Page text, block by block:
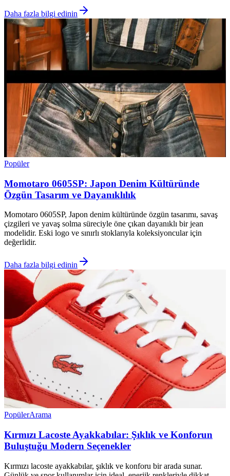
Daha fazla bilgi edinin
Popüler
Momotaro 0605SP: Japon Denim Kültüründe
Özgün Tasarım ve Dayanıklılık
Momotaro 0605SP, Japon denim kültüründe özgün tasarımı, savaş
çizgileri ve yavaş solma süreciyle öne çıkan dayanıklı bir jean
modelidir. Eski logo ve sınırlı stoklarıyla koleksiyoncular için
değerlidir.
Daha fazla bilgi edinin
PopülerArama
Kırmızı Lacoste Ayakkabılar: Şıklık ve Konforun
Buluştuğu Modern Seçenekler
Kırmızı lacoste ayakkabılar, şıklık ve konforu bir arada sunar.